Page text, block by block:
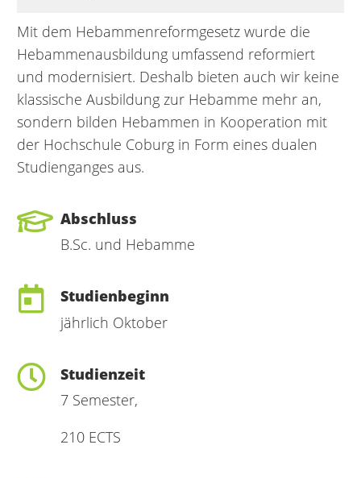
Mit dem Hebammenreformgesetz wurde die
Hebammenausbildung umfassend reformiert
und modernisiert. Deshalb bieten auch wir keine
klassische Ausbildung zur Hebamme mehr an,
sondern bilden Hebammen in Kooperation mit
der Hochschule Coburg in Form eines dualen
Studienganges aus.
Abschluss
B.Sc. und Hebamme
Studienbeginn
jährlich Oktober
Studienzeit
7 Semester,
210 ECTS